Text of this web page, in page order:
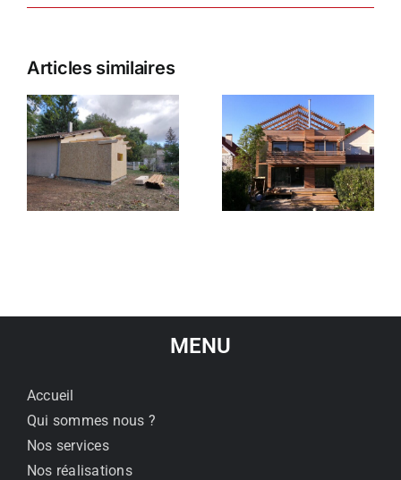
Articles similaires
Extension
MENU
Accueil
Qui sommes nous ?
Nos services
Nos réalisations